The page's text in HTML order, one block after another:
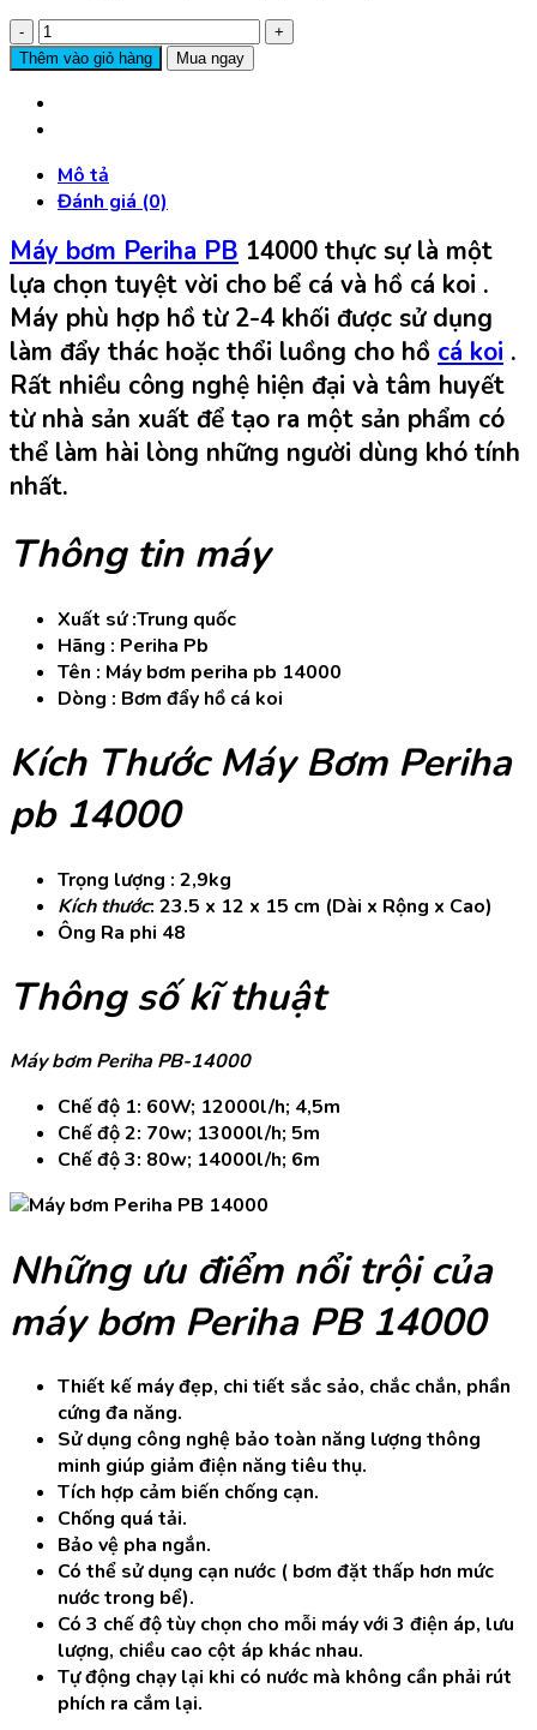
Máy
bơm
PB
14000
Siêu
Tiết
Kiệm
Điện
số
lượng
Thêm vào giỏ hàng Mua ngay
Mô tả
Đánh giá (0)
Máy bơm Periha PB 14000 thực sự là một
lựa chọn tuyệt vời cho bể cá và hồ cá koi .
Máy phù hợp hồ từ 2-4 khối được sử dụng
làm đẩy thác hoặc thổi luồng cho hồ cá koi .
Rất nhiều công nghệ hiện đại và tâm huyết
từ nhà sản xuất để tạo ra một sản phẩm có
thể làm hài lòng những người dùng khó tính
nhất.
Thông tin máy
Xuất sứ :Trung quốc
Hãng : Periha Pb
Tên : Máy bơm periha pb 14000
Dòng : Bơm đẩy hồ cá koi
Kích Thước Máy Bơm Periha
pb 14000
Trọng lượng : 2,9kg
Kích thước: 23.5 x 12 x 15 cm (Dài x Rộng x Cao)
Ông Ra phi 48
Thông số kĩ thuật
Máy bơm Periha PB-14000
Chế độ 1: 60W; 12000l/h; 4,5m
Chế độ 2: 70w; 13000l/h; 5m
Chế độ 3: 80w; 14000l/h; 6m
Những ưu điểm nổi trội của
máy bơm Periha PB 14000
Thiết kế máy đẹp, chi tiết sắc sảo, chắc chắn, phần
cứng đa năng.
Sử dụng công nghệ bảo toàn năng lượng thông
minh giúp giảm điện năng tiêu thụ.
Tích hợp cảm biến chống cạn.
Chống quá tải.
Bảo vệ pha ngắn.
Có thể sử dụng cạn nước ( bơm đặt thấp hơn mức
nước trong bể).
Có 3 chế độ tùy chọn cho mỗi máy với 3 điện áp, lưu
lượng, chiều cao cột áp khác nhau.
Tự động chạy lại khi có nước mà không cần phải rút
phích ra cắm lại.